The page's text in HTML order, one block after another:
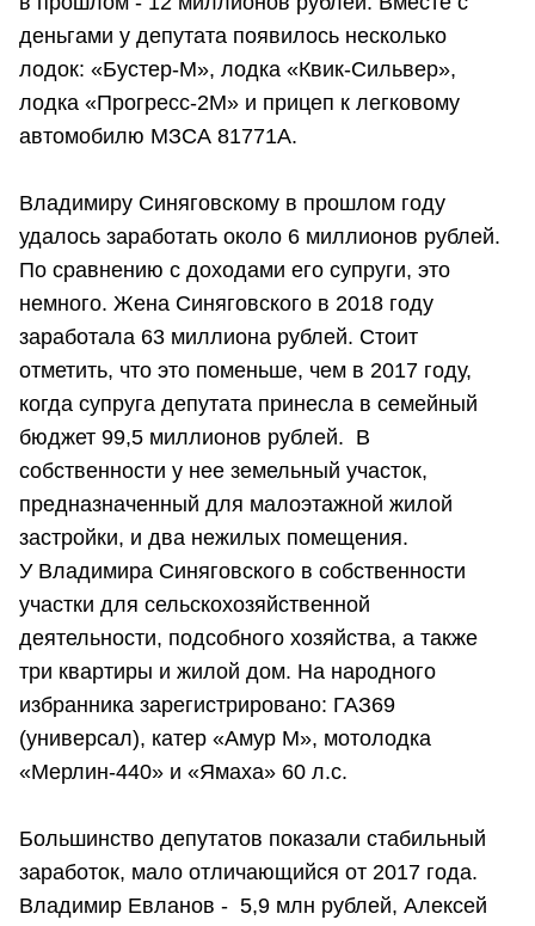
деньгами у депутата появилось несколько
лодок: «Бустер-М», лодка «Квик-Сильвер»,
лодка «Прогресс-2М» и прицеп к легковому
автомобилю МЗСА 81771А.
Владимиру Синяговскому в прошлом году
удалось заработать около 6 миллионов рублей.
По сравнению с доходами его супруги, это
немного. Жена Синяговского в 2018 году
заработала 63 миллиона рублей. Стоит
отметить, что это поменьше, чем в 2017 году,
когда супруга депутата принесла в семейный
бюджет 99,5 миллионов рублей. В
собственности у нее земельный участок,
предназначенный для малоэтажной жилой
застройки, и два нежилых помещения.
У Владимира Синяговского в собственности
участки для сельскохозяйственной
деятельности, подсобного хозяйства, а также
три квартиры и жилой дом. На народного
избранника зарегистрировано: ГАЗ69
(универсал), катер «Амур М», мотолодка
«Мерлин-440» и «Ямаха» 60 л.с.
Большинство депутатов показали стабильный
заработок, мало отличающийся от 2017 года.
Владимир Евланов - 5,9 млн рублей, Алексей